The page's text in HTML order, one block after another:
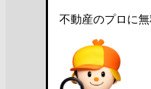
不動産のプロに